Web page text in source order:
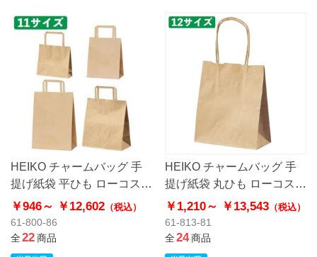
HEIKO チャームバッグ 手
提げ紙袋 平ひも ローコスト
タイプ 茶無地
￥946～ ￥12,602 （税込）
61-800-86
全22商品
HEIKO チャームバッグ 手
提げ紙袋 丸ひも ローコスト
タイプ 茶無地
￥1,210～ ￥13,543（税込）
61-813-81
全24商品